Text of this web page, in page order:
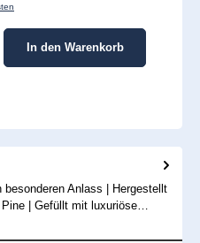
Wert ein oder benutze die Schaltflächen
In den Warenkorb
Anlass | Hergestellt
| Gefüllt mit luxuriöse…